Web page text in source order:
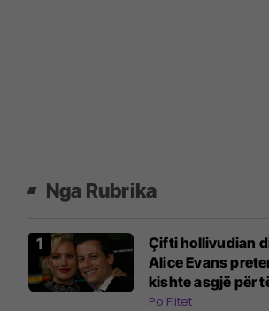
Nga Rubrika
Çifti hollivudian
Alice Evans
kishte asgjë për
ndërsa burri i saj
Po Flitet